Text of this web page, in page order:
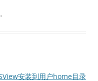
安装到用户home目录